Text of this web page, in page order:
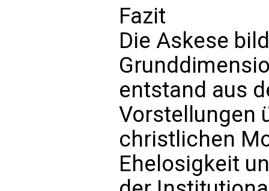
Fazit
Die Askese
entstand aus
Vorstellungen
christlichen
Ehelosigkeit